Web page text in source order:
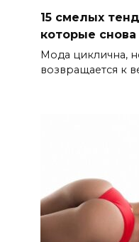
15 смелых
которые
Мода циклична,
возвращается к